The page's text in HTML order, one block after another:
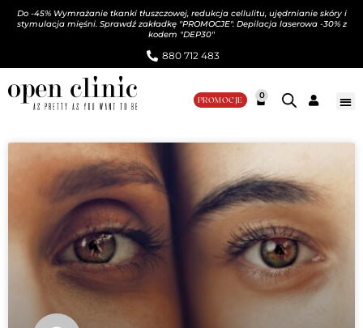
Do -45% Wymrażanie tkanki tłuszczowej, redukcja cellulitu, ujędrnianie skóry i
stymulacja mięśni. Sprawdź zakładkę "PROMOCJE". Depilacja laserowa -30% z
kodem "DEP30"
880 712 483​
PROMOCJE 0